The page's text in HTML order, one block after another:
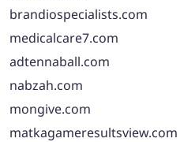
brandiospecialists.com
medicalcare7.com
adtennaball.com
nabzah.com
mongive.com
matkagameresultsview.com